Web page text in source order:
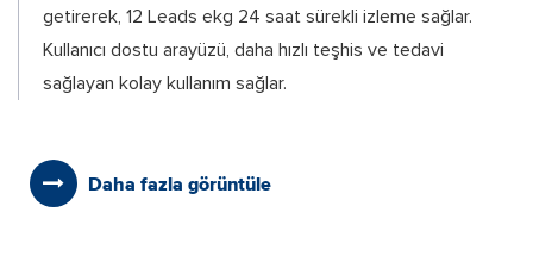
getirerek, 12 Leads ekg 24 saat sürekli izleme sağlar.
Kullanıcı dostu arayüzü, daha hızlı teşhis ve tedavi
sağlayan kolay kullanım sağlar.
Daha fazla görüntüle